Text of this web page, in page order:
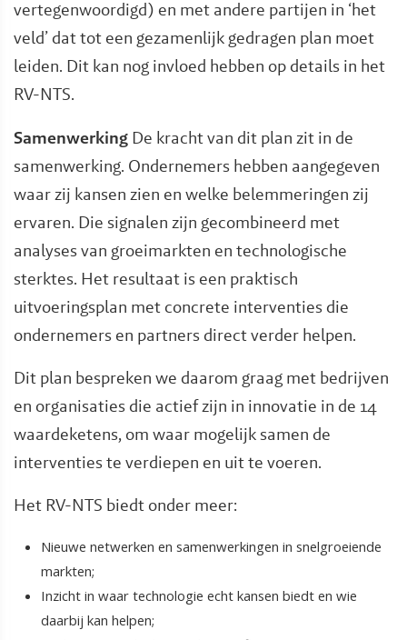
vertegenwoordigd) en met andere partijen in ‘het
veld’ dat tot een gezamenlijk gedragen plan moet
leiden. Dit kan nog invloed hebben op details in het
RV-NTS.
Samenwerking De kracht van dit plan zit in de
samenwerking. Ondernemers hebben aangegeven
waar zij kansen zien en welke belemmeringen zij
ervaren. Die signalen zijn gecombineerd met
analyses van groeimarkten en technologische
sterktes. Het resultaat is een praktisch
uitvoeringsplan met concrete interventies die
ondernemers en partners direct verder helpen.
Dit plan bespreken we daarom graag met bedrijven
en organisaties die actief zijn in innovatie in de 14
waardeketens, om waar mogelijk samen de
interventies te verdiepen en uit te voeren.
Het RV-NTS biedt onder meer:
Nieuwe netwerken en samenwerkingen in snelgroeiende
markten;
Inzicht in waar technologie echt kansen biedt en wie
daarbij kan helpen;